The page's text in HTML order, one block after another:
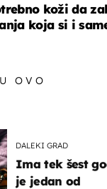
koži da
koja si i
OVO
DALEKI GRAD
Ima tek šest
je jedan od